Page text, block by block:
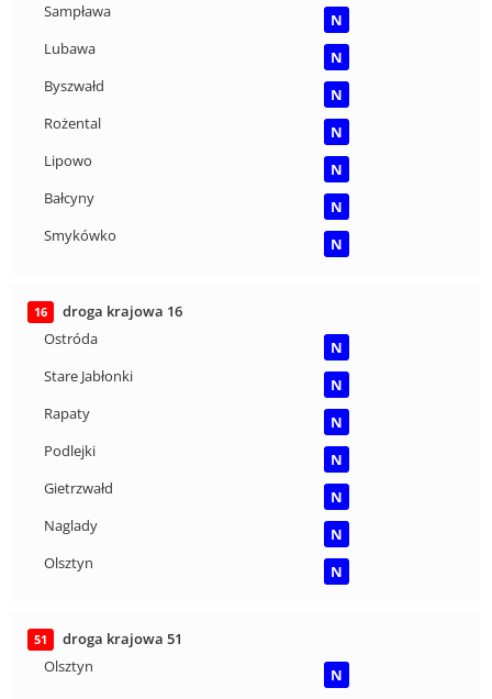
Sampława
N
Lubawa
N
Byszwałd
N
Rożental
N
Lipowo
N
Bałcyny
N
Smykówko
N
16
droga krajowa 16
Ostróda
N
Stare Jabłonki
N
Rapaty
N
Podlejki
N
Gietrzwałd
N
Naglady
N
Olsztyn
N
51
droga krajowa 51
Olsztyn
N